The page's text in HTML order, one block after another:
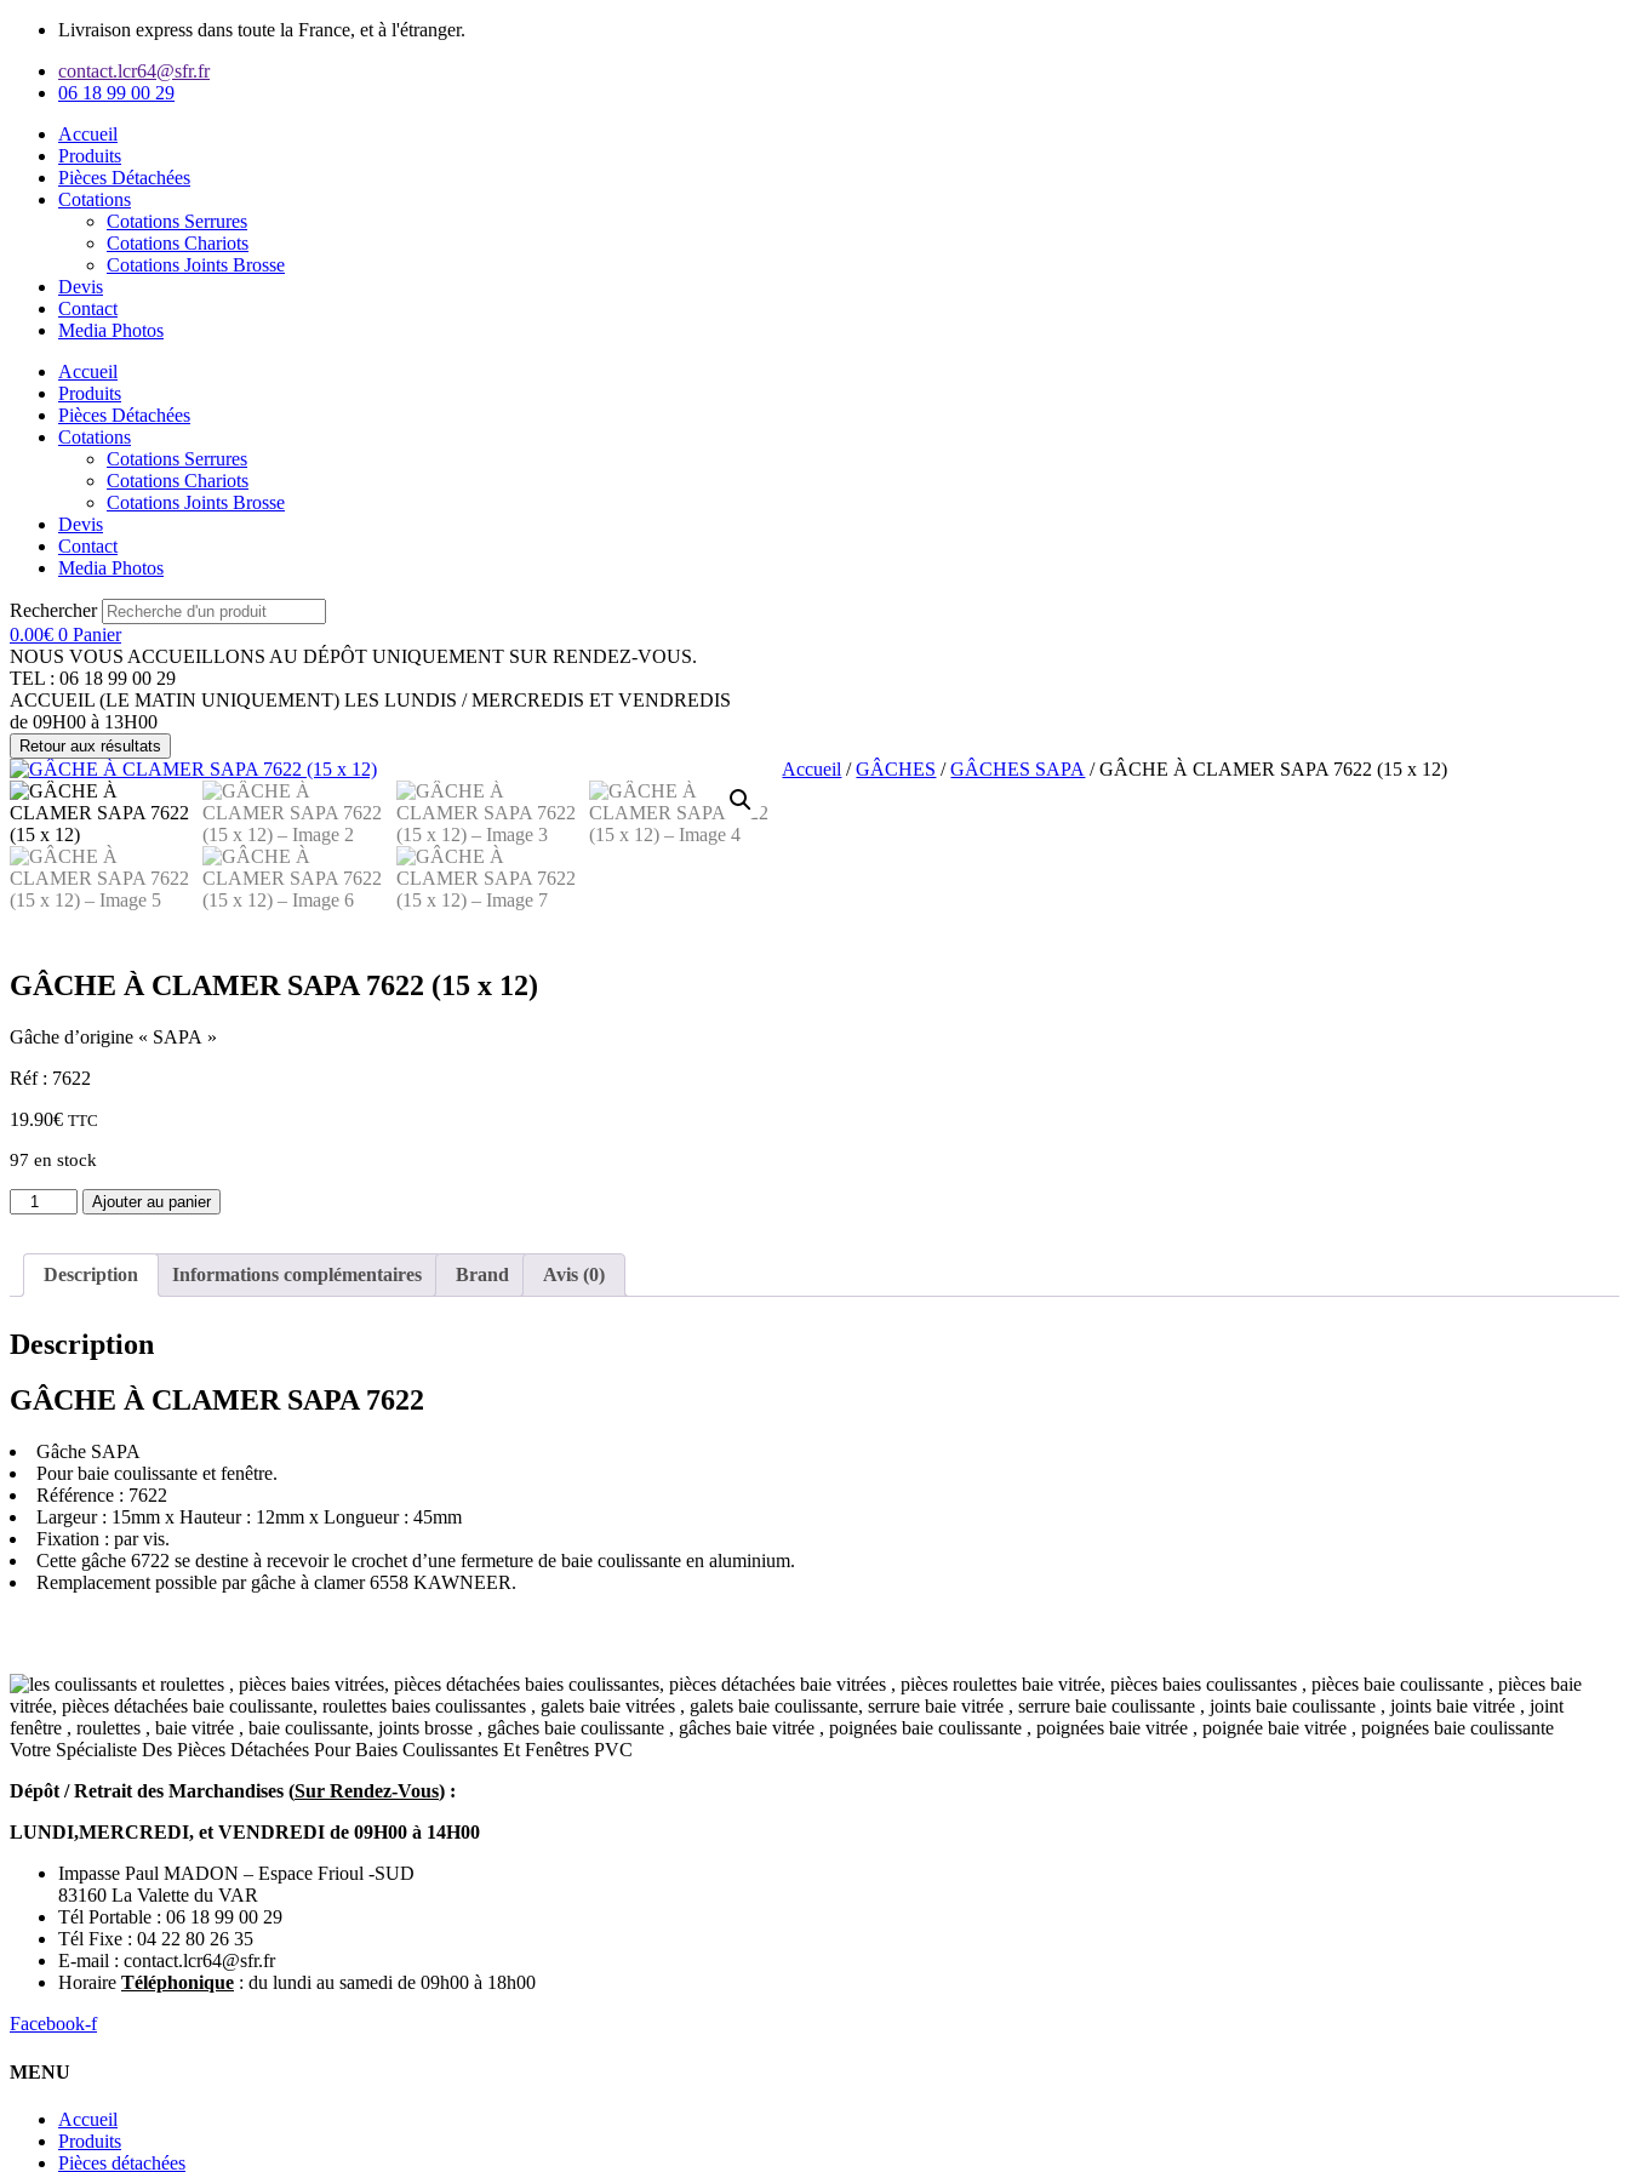
Aller
contenu
Livraison express dans toute la France, et à l'étranger.
contact.lcr64@sfr.fr
06 18 99 00 29
Accueil
Produits
Pièces Détachées
Cotations
Cotations Serrures
Cotations Chariots
Cotations Joints Brosse
Devis
Contact
Media Photos
Accueil
Produits
Pièces Détachées
Cotations
Cotations Serrures
Cotations Chariots
Cotations Joints Brosse
Devis
Contact
Media Photos
Rechercher
0.00€ 0 Panier
NOUS VOUS ACCUEILLONS AU DÉPÔT UNIQUEMENT SUR RENDEZ-VOUS.
TEL : 06 18 99 00 29
ACCUEIL (LE MATIN UNIQUEMENT) LES LUNDIS / MERCREDIS ET VENDREDIS
de 09H00 à 13H00
Retour aux résultats
Accueil /GÂCHES /GÂCHES SAPA / GÂCHE À CLAMER SAPA 7622 (15 x 12)
GÂCHE À CLAMER SAPA 7622 (15 x 12)
Gâche d’origine « SAPA »
Réf : 7622
19.90€ TTC
97 en stock
quantité
de
CLAMER
(15
12)
Ajouter au panier
Description Informations complémentaires Brand Avis (0)
Description
GÂCHE À CLAMER SAPA 7622
Gâche SAPA
Pour baie coulissante et fenêtre.
Référence : 7622
Largeur : 15mm x Hauteur : 12mm x Longueur : 45mm
Fixation : par vis.
Cette gâche 6722 se destine à recevoir le crochet d’une fermeture de baie coulissante en aluminium.
Remplacement possible par gâche à clamer 6558 KAWNEER.
Votre Spécialiste Des Pièces Détachées Pour Baies Coulissantes Et Fenêtres PVC
Dépôt / Retrait des Marchandises (Sur Rendez-Vous) :
LUNDI,MERCREDI, et VENDREDI de 09H00 à 14H00
Impasse Paul MADON – Espace Frioul -SUD
83160 La Valette du VAR
Tél Portable : 06 18 99 00 29
Tél Fixe : 04 22 80 26 35
E-mail : contact.lcr64@sfr.fr
Horaire Téléphonique : du lundi au samedi de 09h00 à 18h00
Facebook-f
MENU
Accueil
Produits
Pièces détachées